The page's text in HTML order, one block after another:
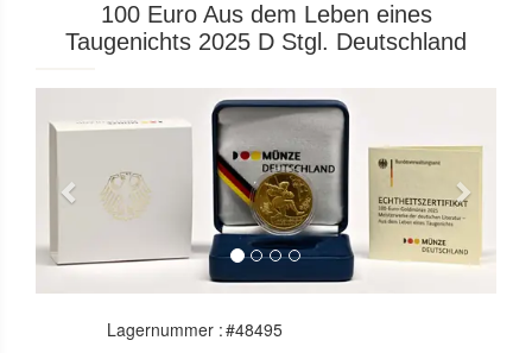
100 Euro Aus dem Leben eines
Taugenichts 2025 D Stgl. Deutschland
Previous Next
Lagernummer :#48495